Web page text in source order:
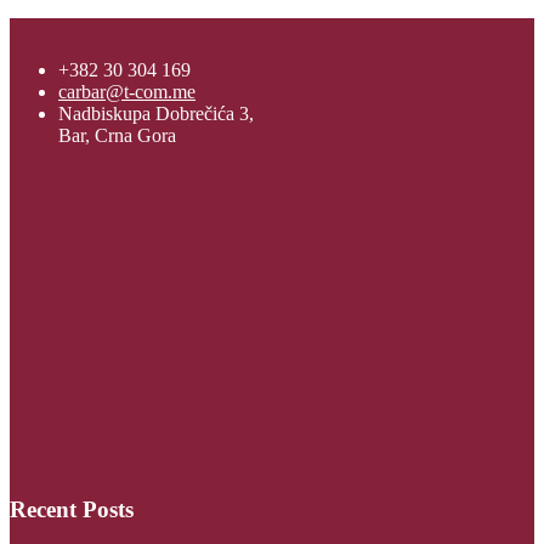
+382 30 304 169
carbar@t-com.me
Nadbiskupa Dobrečića 3,
Bar, Crna Gora
Recent Posts